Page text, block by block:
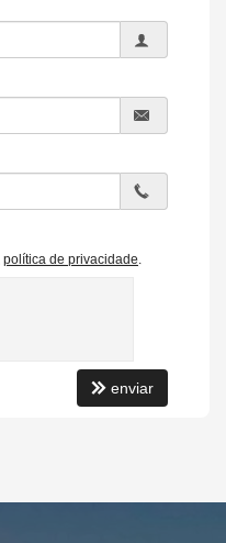
política de privacidade
enviar